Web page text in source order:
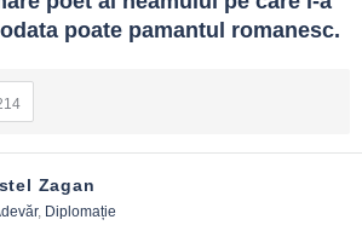
poate pamantul romanesc.
Zagan
, Diplomație